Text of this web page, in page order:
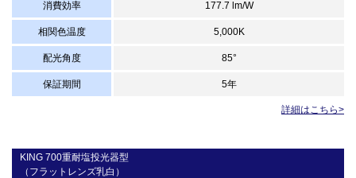
消費効率 177.7 lm/W
相関色温度 5,000K
配光角度 85°
保証期間 5年
詳細はこちら>
KING 700重耐塩投光器型
（フラットレンズ乳白）